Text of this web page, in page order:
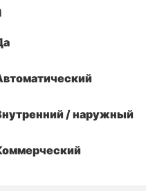
/ наружный